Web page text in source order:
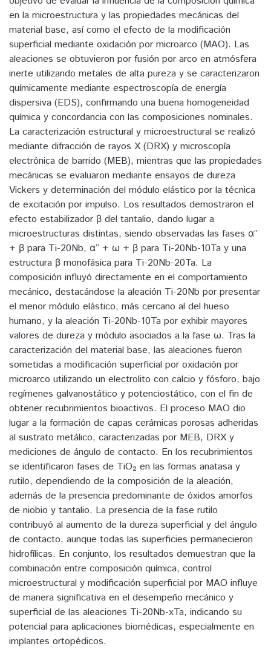
en la microestructura y las propiedades mecánicas del
material base, así como el efecto de la modificación
superficial mediante oxidación por microarco (MAO). Las
aleaciones se obtuvieron por fusión por arco en atmósfera
inerte utilizando metales de alta pureza y se caracterizaron
químicamente mediante espectroscopía de energía
dispersiva (EDS), confirmando una buena homogeneidad
química y concordancia con las composiciones nominales.
La caracterización estructural y microestructural se realizó
mediante difracción de rayos X (DRX) y microscopía
electrónica de barrido (MEB), mientras que las propiedades
mecánicas se evaluaron mediante ensayos de dureza
Vickers y determinación del módulo elástico por la técnica
de excitación por impulso. Los resultados demostraron el
efecto estabilizador β del tantalio, dando lugar a
microestructuras distintas, siendo observadas las fases α’’
+ β para Ti-20Nb, α’’ + ω + β para Ti-20Nb-10Ta y una
estructura β monofásica para Ti-20Nb-20Ta. La
composición influyó directamente en el comportamiento
mecánico, destacándose la aleación Ti-20Nb por presentar
el menor módulo elástico, más cercano al del hueso
humano, y la aleación Ti-20Nb-10Ta por exhibir mayores
valores de dureza y módulo asociados a la fase ω. Tras la
caracterización del material base, las aleaciones fueron
sometidas a modificación superficial por oxidación por
microarco utilizando un electrolito con calcio y fósforo, bajo
regímenes galvanostático y potenciostático, con el fin de
obtener recubrimientos bioactivos. El proceso MAO dio
lugar a la formación de capas cerámicas porosas adheridas
al sustrato metálico, caracterizadas por MEB, DRX y
mediciones de ángulo de contacto. En los recubrimientos
se identificaron fases de TiO₂ en las formas anatasa y
rutilo, dependiendo de la composición de la aleación,
además de la presencia predominante de óxidos amorfos
de niobio y tantalio. La presencia de la fase rutilo
contribuyó al aumento de la dureza superficial y del ángulo
de contacto, aunque todas las superficies permanecieron
hidrofílicas. En conjunto, los resultados demuestran que la
combinación entre composición química, control
microestructural y modificación superficial por MAO influye
de manera significativa en el desempeño mecánico y
superficial de las aleaciones Ti-20Nb-xTa, indicando su
potencial para aplicaciones biomédicas, especialmente en
implantes ortopédicos.